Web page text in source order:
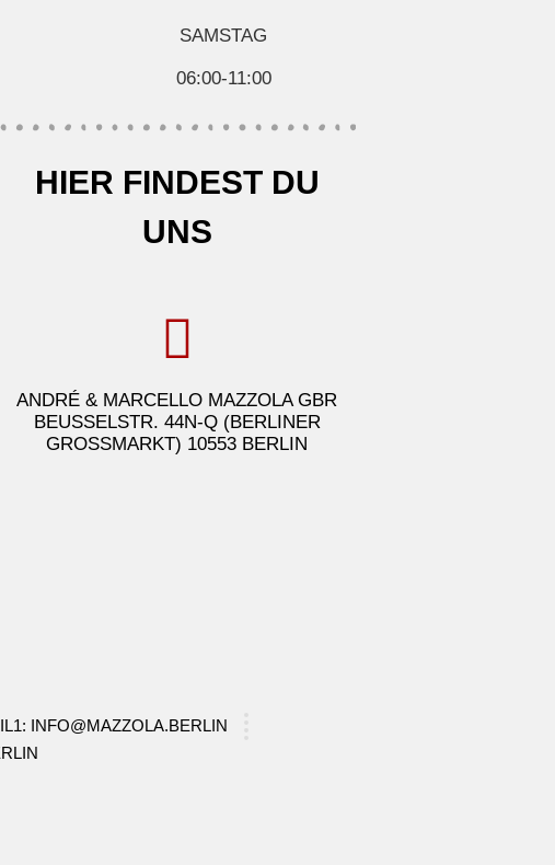
SAMSTAG
06:00-11:00
HIER FINDEST DU
UNS
ANDRÉ & MARCELLO MAZZOLA GBR
BEUSSELSTR. 44N-Q (BERLINER
GROSSMARKT) 10553 BERLIN
INFO@MAZZOLA.BERLIN